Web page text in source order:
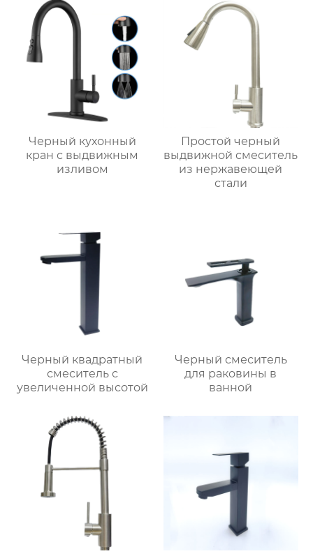
Черный кухонный
кран с выдвижным
изливом
Простой черный
выдвижной смеситель
из нержавеющей
стали
Черный квадратный
смеситель с
увеличенной высотой
Черный смеситель
для раковины в
ванной